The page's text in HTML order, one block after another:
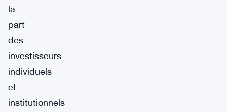
la
part
des
investisseurs
individuels
et
institutionnels